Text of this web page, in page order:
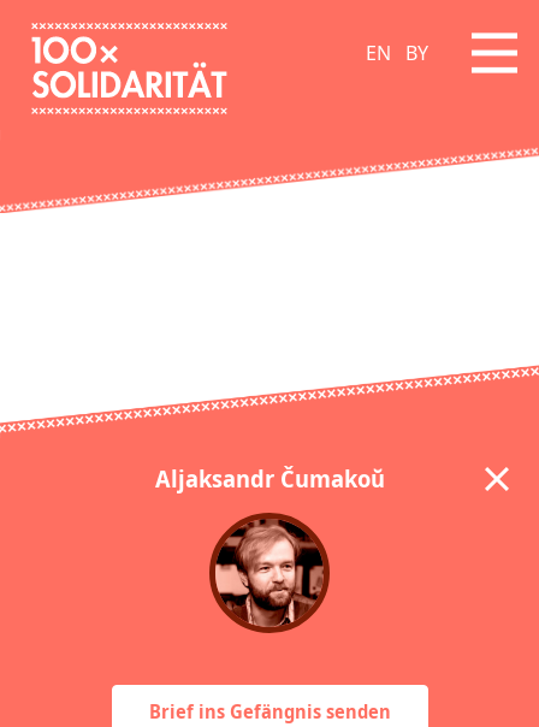
EN BY
Aljaksandr Čumakoŭ
Brief ins Gefängnis senden